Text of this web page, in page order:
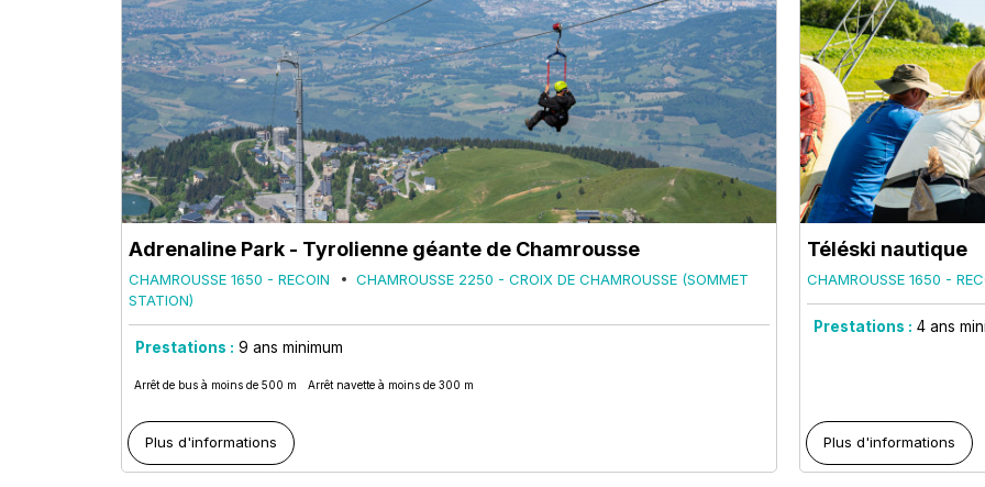
Adrenaline Park - Tyrolienne géante de Chamrousse
CHAMROUSSE 1650 - RECOIN
CHAMROUSSE 2250 - CROIX DE CHAMROUSSE (SOMMET
STATION)
Prestations : 9 ans minimum
Arrêt de bus à moins de 500 m Arrêt navette à moins de 300 m
Plus d'informations
Téléski nautique
CHAMROUSSE 1650 -
Prestations : 4 ans
Plus d'informations